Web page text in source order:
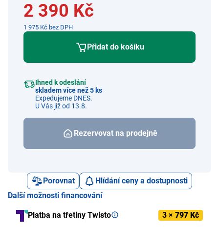
2 390 Kč
1 975 Kč bez DPH
Přidat do košíku
Ihned k odeslání
skladem více než 5 ks
Expedujeme DNES.
U Vás již od 13.8.
Rezervovat na prodejně
Porovnat
Hlídání ceny a dostupnosti
Další možnosti financování
Platba na třetiny Twisto 3 × 797 Kč